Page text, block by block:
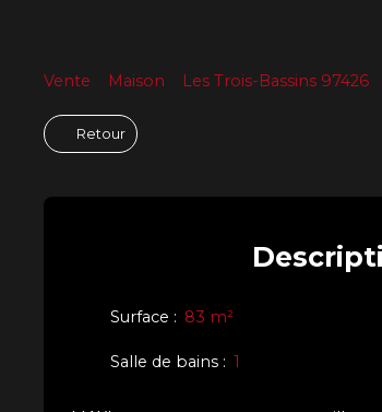
Vente Maison Les Trois-Bassins 97426
Retour
Surface : 83 m²
Salle de bains : 1